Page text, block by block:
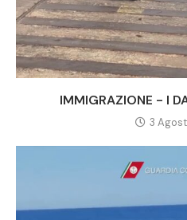
IMMIGRAZIONE - I
3